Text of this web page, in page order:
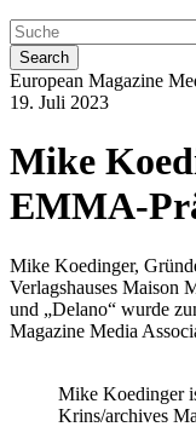
Search
European Magazine
19. Juli 2023
Mike
EMMA-
Mike Koedinger,
Verlagshauses Maison
und „Delano“ wurde
Magazine Media
Mike Koedinger
Krins/archives